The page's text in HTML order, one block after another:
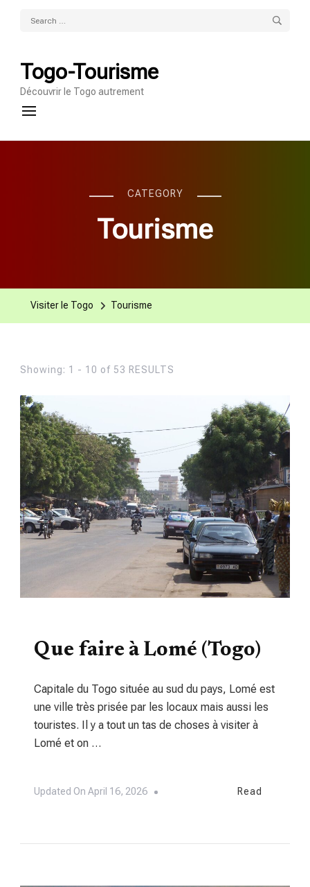
Search
Togo-Tourisme
Découvrir le Togo autrement
CATEGORY
Tourisme
Visiter le Togo Tourisme
Showing: 1 - 10 of 53 RESULTS
Que faire à Lomé (Togo)
Capitale du Togo située au sud du pays, Lomé est
une ville très prisée par les locaux mais aussi les
touristes. Il y a tout un tas de choses à visiter à
Lomé et on …
Updated On April 16, 2026 Read